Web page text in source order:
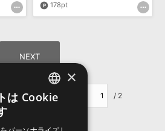
178pt
/ 2
ENGLISH
×
は Cookie